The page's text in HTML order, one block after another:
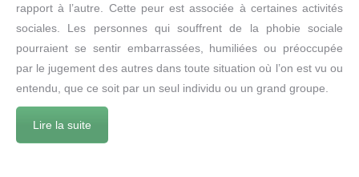
rapport à l’autre. Cette peur est associée à certaines activités
sociales. Les personnes qui souffrent de la phobie sociale
pourraient se sentir embarrassées, humiliées ou préoccupée
par le jugement des autres dans toute situation où l’on est vu ou
entendu, que ce soit par un seul individu ou un grand groupe.
Lire la suite